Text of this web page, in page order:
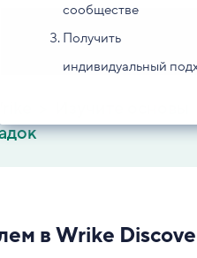
сообществе
Получить
индивидуальный
в Wrike